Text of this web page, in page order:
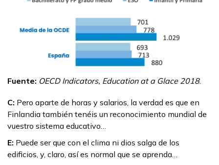
Fuente: OECD Indicators, Education at a Glace 2018.
C: Pero aparte de horas y salarios, la verdad es que en
Finlandia también tenéis un reconocimiento mundial de
vuestro sistema educativo…
E: Puede ser que con el clima ni dios salga de los
edificios, y, claro, así es normal que se aprenda…